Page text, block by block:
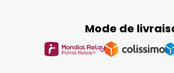
Mode de